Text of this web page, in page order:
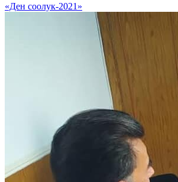
«Ден соолук-2021»